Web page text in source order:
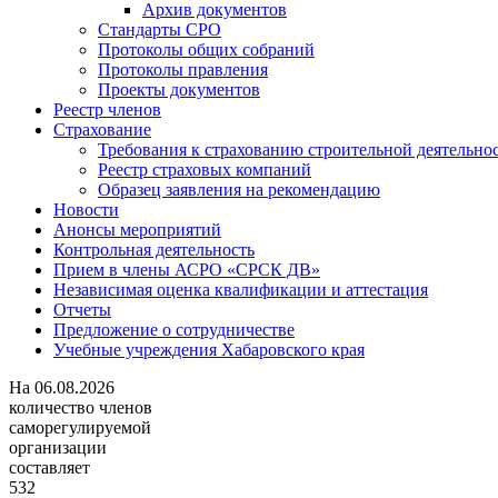
Архив документов
Стандарты СРО
Протоколы общих собраний
Протоколы правления
Проекты документов
Реестр членов
Страхование
Требования к страхованию строительной
Реестр страховых компаний
Образец заявления на рекомендацию
Новости
Анонсы мероприятий
Контрольная деятельность
Прием в члены АСРО «СРСК ДВ»
Независимая оценка квалификации и аттестация
Отчеты
Предложение о сотрудничестве
Учебные учреждения Хабаровского края
На 06.08.2026
количество членов
саморегулируемой
организации
составляет
532